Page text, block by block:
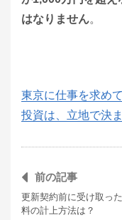
はなりません。
東京に仕事を求め
投資は、立地で決
前の記事
更新契約前に受け取っ
料の計上方法は？